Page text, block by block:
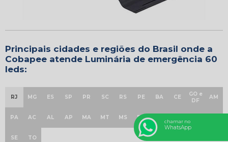
Principais cidades e regiões do Brasil onde a
Cobapee atende Luminária de emergência 60
leds:
RJ MG ES SP PR SC RS PE BA CE
GO e
DF
AM
PA AC AL AP MA MT MS PB
SE TO
chamar no
WhatsApp